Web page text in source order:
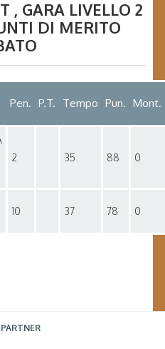
, GARA LIVELLO 2
DI MERITO
Pen. P.T. Tempo Pun. Mont.
2 35 88 0
10 37 78 0